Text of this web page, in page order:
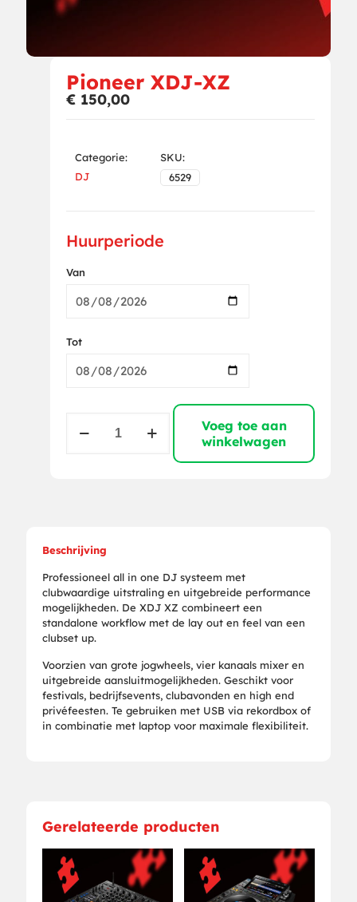
Pioneer XDJ-XZ
€ 150,00
Categorie:
DJ
SKU:
6529
Huurperiode
Van
Tot
XDJ-
Voeg toe aan
winkelwagen
Beschrijving
Professioneel all in one DJ systeem met
clubwaardige uitstraling en uitgebreide performance
mogelijkheden. De XDJ XZ combineert een
standalone workflow met de lay out en feel van een
clubset up.
Voorzien van grote jogwheels, vier kanaals mixer en
uitgebreide aansluitmogelijkheden. Geschikt voor
festivals, bedrijfsevents, clubavonden en high end
privéfeesten. Te gebruiken met USB via rekordbox of
in combinatie met laptop voor maximale flexibiliteit.
Gerelateerde producten